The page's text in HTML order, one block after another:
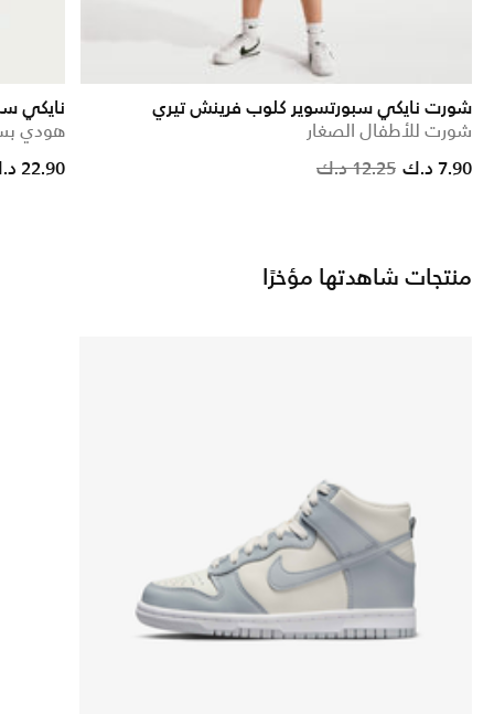
شورت نايكي سبورتسوير كلوب فرينش تيري
شورت للأطفال الصغار
Price reduced from
12.25 د.ك
to 7.90 د.ك
نايكي
هودي
from
to
22.90 د.ك
منتجات شاهدتها مؤخرًا